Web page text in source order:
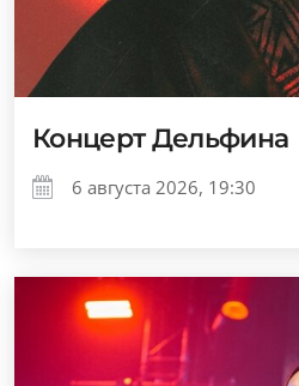
Концерт Дельфина
6 августа 2026, 19:30